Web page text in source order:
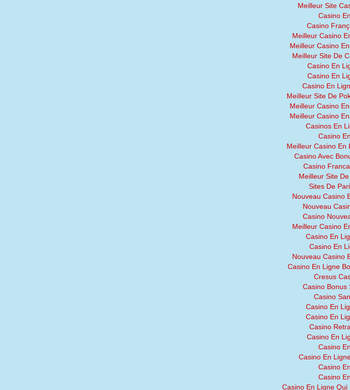
Meilleur Site
Casino
Casino
Meilleur Casino
Meilleur Casino
Meilleur Site De
Casino En
Casino En
Casino En
Meilleur Site De
Meilleur Casino
Meilleur Casino
Casinos En
Casino
Meilleur Casino En
Casino Avec
Casino
Meilleur Site
Sites De
Nouveau Casino
Nouveau
Casino
Meilleur Casino
Casino En
Casino En
Nouveau Casino
Casino En Ligne
Cresus
Casino Bonus
Casino
Casino En
Casino En
Casino
Casino En
Casino
Casino En
Casino
Casino
Casino En Ligne